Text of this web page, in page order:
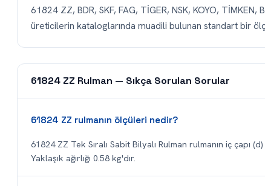
61824 ZZ, BDR, SKF, FAG, TİGER, NSK, KOYO,
üreticilerin kataloglarında muadili bulunan standart bir
61824 ZZ Rulman — Sıkça Sorulan Sorular
61824 ZZ rulmanın ölçüleri nedir?
61824 ZZ Tek Sıralı Sabit Bilyalı Rulman rulmanın iç çapı
Yaklaşık ağırlığı 0.58 kg'dır.